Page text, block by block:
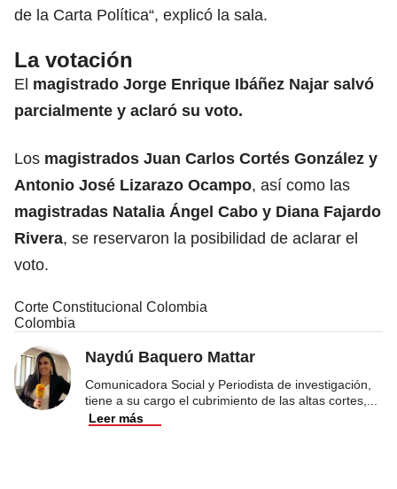
de la Carta Política“, explicó la sala.
La votación
El magistrado Jorge Enrique Ibáñez Najar salvó
parcialmente y aclaró su voto.
Los magistrados Juan Carlos Cortés González y
Antonio José Lizarazo Ocampo, así como las
magistradas Natalia Ángel Cabo y Diana Fajardo
Rivera, se reservaron la posibilidad de aclarar el
voto.
Corte Constitucional Colombia
Colombia
Naydú Baquero Mattar
Comunicadora Social y Periodista de investigación,
tiene a su cargo el cubrimiento de las altas cortes,
Leer más